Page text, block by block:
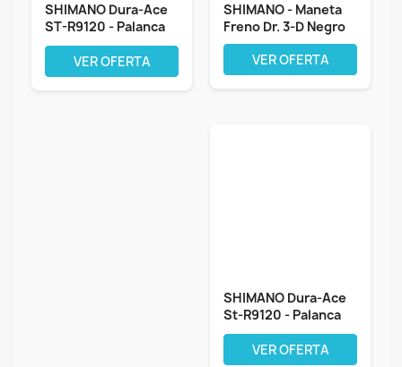
SHIMANO Dura-Ace
ST-R9120 - Palanca
de cambio...
VER OFERTA
SHIMANO - Maneta
Freno Dr. 3-D Negro
VER OFERTA
SHIMANO Dura-Ace
St-R9120 - Palanca
hidráulica...
VER OFERTA